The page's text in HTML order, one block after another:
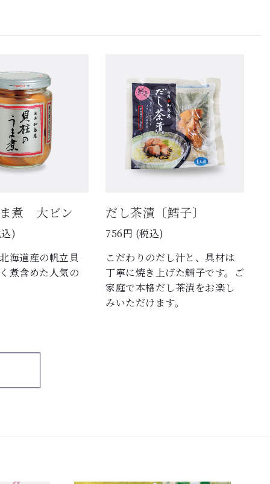
煮 大ビン
)
海道産の帆立貝
煮含めた人気の
だし茶漬〔鱈子〕
756円 (税込)
こだわりのだし汁と、具材は
丁寧に焼き上げた鱈子です。ご
家庭で本格だし茶漬をお楽し
みいただけます。